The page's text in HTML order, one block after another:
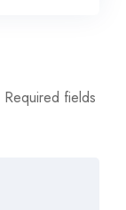
Required fields